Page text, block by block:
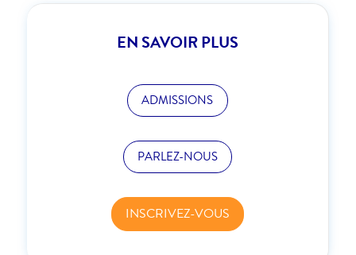
EN SAVOIR PLUS
ADMISSIONS
PARLEZ-NOUS
INSCRIVEZ-VOUS